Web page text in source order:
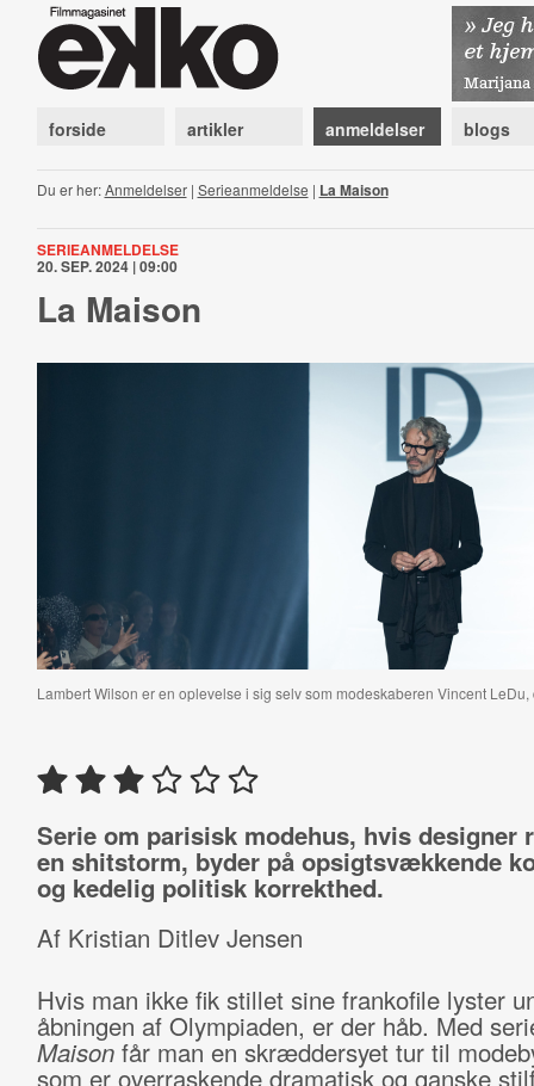
forside artikler anmeldelser blogs
Du er her:Anmeldelser| Serieanmeldelse | La Maison
SERIEANMELDELSE
20. SEP. 2024 | 09:00
La Maison
Lambert Wilson er en oplevelse i sig selv som modeskaberen Vincent LeDu,
Serie om parisisk modehus, hvis designer
en shitstorm, byder på opsigtsvækkende
og kedelig politisk korrekthed.
Af Kristian Ditlev Jensen
Hvis man ikke fik stillet sine frankofile lyster
åbningen af Olympiaden, er der håb. Med
Maisonfår man en skræddersyet tur til
som er overraskende dramatisk og ganske